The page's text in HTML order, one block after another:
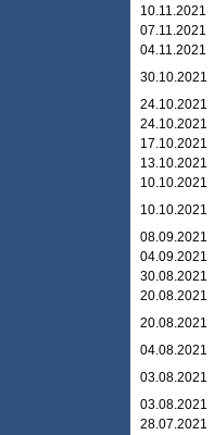
10.11.2021
07.11.2021
04.11.2021
30.10.2021
24.10.2021
24.10.2021
17.10.2021
13.10.2021
10.10.2021
10.10.2021
08.09.2021
04.09.2021
30.08.2021
20.08.2021
20.08.2021
04.08.2021
03.08.2021
03.08.2021
28.07.2021